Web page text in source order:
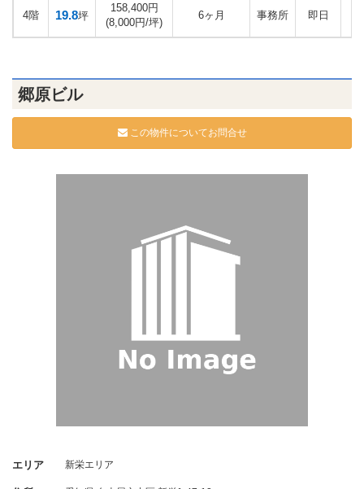
4階 19.8坪
158,400円
(8,000円/坪)
6ヶ月 事務所 即日
郷原ビル
この物件についてお問合せ
エリア 新栄エリア